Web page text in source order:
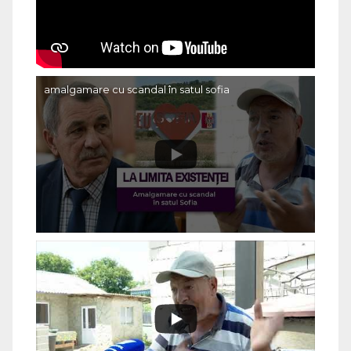
amalgamare cu scandal în satul sofia